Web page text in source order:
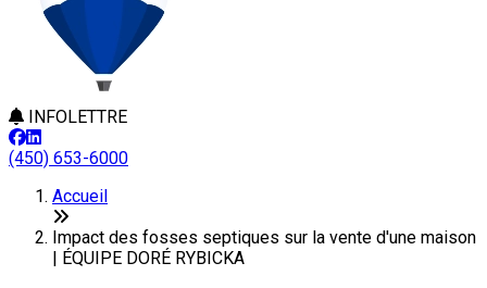
INFOLETTRE
(450) 653-6000
Accueil
Impact des fosses septiques sur la vente d'une maison
| ÉQUIPE DORÉ RYBICKA